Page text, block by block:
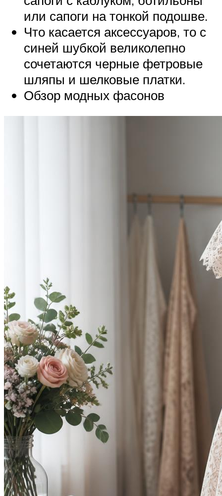
или сапоги на тонкой подошве.
Что касается аксессуаров, то с
синей шубкой великолепно
сочетаются черные фетровые
шляпы и шелковые платки.
Обзор модных фасонов